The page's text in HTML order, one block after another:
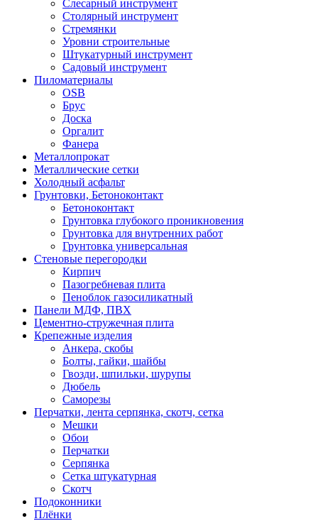
Слесарный инструмент
Столярный инструмент
Стремянки
Уровни строительные
Штукатурный инструмент
Садовый инструмент
Пиломатериалы
OSB
Брус
Доска
Оргалит
Фанера
Металлопрокат
Металлические сетки
Холодный асфальт
Грунтовки, Бетоноконтакт
Бетоноконтакт
Грунтовка глубокого проникновения
Грунтовка для внутренних работ
Грунтовка универсальная
Стеновые перегородки
Кирпич
Пазогребневая плита
Пеноблок газосиликатный
Панели МДФ, ПВХ
Цементно-стружечная плита
Крепежные изделия
Анкера, скобы
Болты, гайки, шайбы
Гвозди, шпильки, шурупы
Дюбель
Саморезы
Перчатки, лента серпянка, скотч, сетка
Мешки
Обои
Перчатки
Серпянка
Сетка штукатурная
Скотч
Подоконники
Плёнки